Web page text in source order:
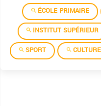
ÉCOLE PRIMAIRE
INSTITUT SUPÉRIEUR
SPORT
CULTURE